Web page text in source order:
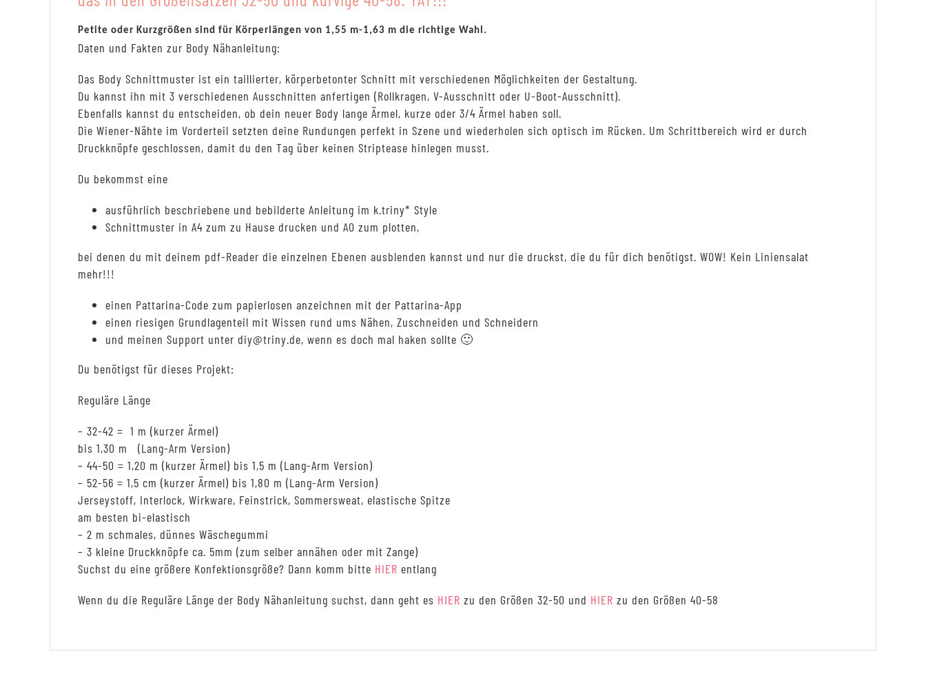
Petite oder Kurzgrößen sind für Körperlängen von 1,55 m-1,63 m die richtige Wahl.
Daten und Fakten zur Body Nähanleitung:
Das Body Schnittmuster ist ein taillierter, körperbetonter Schnitt mit verschiedenen Möglichkeiten der Gestaltung.
Du kannst ihn mit 3 verschiedenen Ausschnitten anfertigen (Rollkragen, V-Ausschnitt oder U-Boot-Ausschnitt).
Ebenfalls kannst du entscheiden, ob dein neuer Body lange Ärmel, kurze oder 3/4 Ärmel haben soll.
Die Wiener-Nähte im Vorderteil setzten deine Rundungen perfekt in Szene und wiederholen sich optisch im Rücken. Um Schrittbereich wird er durch
Druckknöpfe geschlossen, damit du den Tag über keinen Striptease hinlegen musst.
Du bekommst eine
ausführlich beschriebene und bebilderte Anleitung im k.triny* Style
Schnittmuster in A4 zum zu Hause drucken und A0 zum plotten,
bei denen du mit deinem pdf-Reader die einzelnen Ebenen ausblenden kannst und nur die druckst, die du für dich benötigst. WOW! Kein Liniensalat
mehr!!!
einen Pattarina-Code zum papierlosen anzeichnen mit der Pattarina-App
einen riesigen Grundlagenteil mit Wissen rund ums Nähen, Zuschneiden und Schneidern
und meinen Support unter diy@triny.de, wenn es doch mal haken sollte 🙂
Du benötigst für dieses Projekt:
Reguläre Länge
– 32-42 = 1 m (kurzer Ärmel)
bis 1,30 m (Lang-Arm Version)
– 44-50 = 1,20 m (kurzer Ärmel) bis 1,5 m (Lang-Arm Version)
– 52-56 = 1,5 cm (kurzer Ärmel) bis 1,80 m (Lang-Arm Version)
Jerseystoff, Interlock, Wirkware, Feinstrick, Sommersweat, elastische Spitze
am besten bi-elastisch
– 2 m schmales, dünnes Wäschegummi
– 3 kleine Druckknöpfe ca. 5mm (zum selber annähen oder mit Zange)
Suchst du eine größere Konfektionsgröße? Dann komm bitte HIER entlang
Wenn du die Reguläre Länge der Body Nähanleitung suchst, dann geht es HIER zu den Größen 32-50 und HIER zu den Größen 40-58